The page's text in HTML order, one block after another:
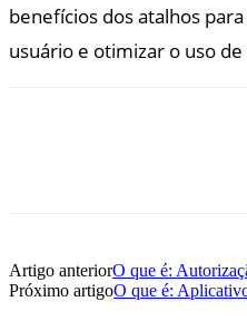
benefícios dos atalhos
usuário e otimizar o uso
Artigo anteriorO que é:
Próximo artigoO que é: